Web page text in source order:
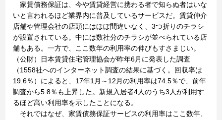
家賃債務保証は、今や賃貸経営に携わる者で知らぬ者はいな
いと言われるほど業界内に普及しているサービスだ。賃貸仲介
店舗や管理会社の店頭にはほぼ間違いなく、3つ折りのチラシ
が設置されている。中には数社分のチラシが並べられている店
舗もある。一方で、ここ数年の利用率の伸びもすさまじい。
（公財）日本賃貸住宅管理協会が昨年6月に発表した調査
（1558社へのインターネット調査の結果に基づく。回収率は
19.6％）によると、17年1月～12月の利用率は74.5％で、前年
調査から5.8％も上昇した。新規入居者4人のうち3人が利用す
るほど高い利用率を示したことになる。
それではなぜ、家賃債務保証サービスの利用率はここ数年、